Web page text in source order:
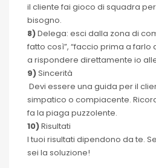
il cliente fai gioco di squadra
bisogno.
8)Delega: esci dalla zona di
fatto così”, “faccio prima a farlo
a rispondere direttamente io
9)Sincerità
Devi essere una guida per il
simpatico o compiacente.
fa la piaga puzzolente.
10)Risultati
I tuoi risultati dipendono da te.
sei la soluzione!